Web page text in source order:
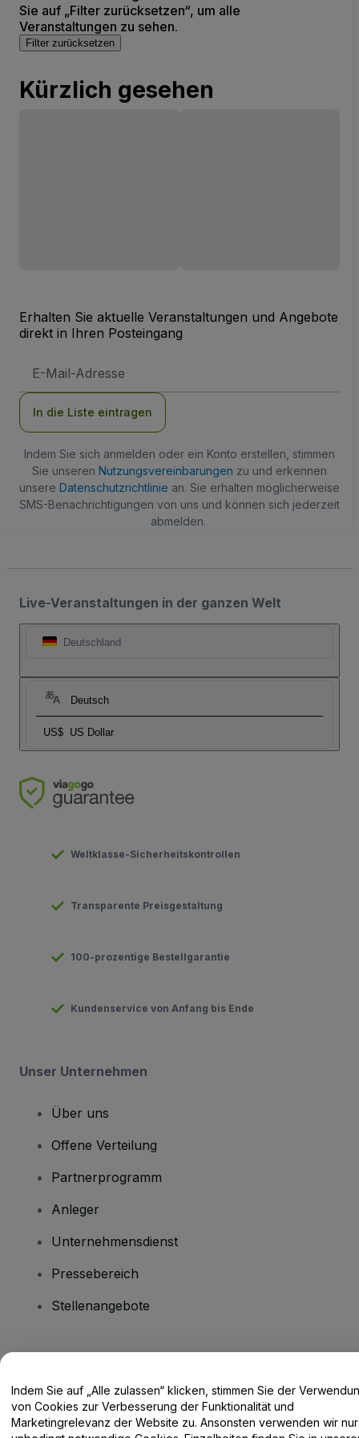
Sie auf „Filter zurücksetzen“, um alle
Veranstaltungen zu sehen.
Filter zurücksetzen
Kürzlich gesehen
Erhalten Sie aktuelle Veranstaltungen und Angebote
direkt in Ihren Posteingang
Mail-
In die Liste eintragen
Indem Sie sich anmelden oder ein Konto erstellen, stimmen
Sie unseren Nutzungsvereinbarungen zu und erkennen
unsere Datenschutzrichtlinie an. Sie erhalten möglicherweise
SMS-Benachrichtigungen von uns und können sich jederzeit
abmelden.
Live-Veranstaltungen in der ganzen Welt
Deutschland
Deutsch
US$ US Dollar
Weltklasse-Sicherheitskontrollen
Transparente Preisgestaltung
100-prozentige Bestellgarantie
Kundenservice von Anfang bis Ende
Unser Unternehmen
Über uns
Offene Verteilung
Partnerprogramm
Anleger
Unternehmensdienst
Pressebereich
Stellenangebote
Hilfe-Center / Kontakt
Indem Sie auf „Alle zulassen“ klicken, stimmen Sie der
von Cookies zur Verbesserung der Funktionalität und
Marketingrelevanz der Website zu. Ansonsten verwenden wir nur